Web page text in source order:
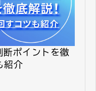
断ポイントを徹
紹介